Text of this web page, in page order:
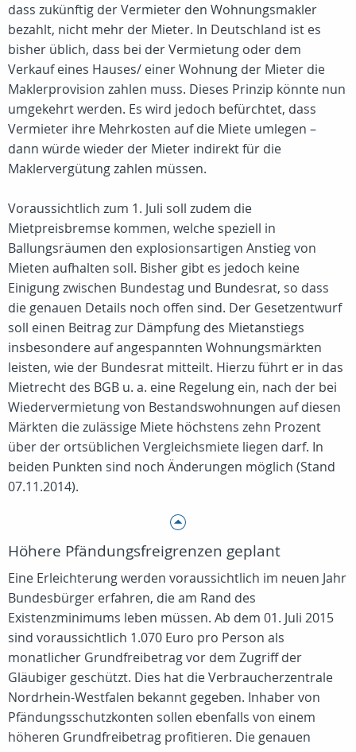
dass zukünftig der Vermieter den Wohnungsmakler
bezahlt, nicht mehr der Mieter. In Deutschland ist es
bisher üblich, dass bei der Vermietung oder dem
Verkauf eines Hauses/ einer Wohnung der Mieter die
Maklerprovision zahlen muss. Dieses Prinzip könnte nun
umgekehrt werden. Es wird jedoch befürchtet, dass
Vermieter ihre Mehrkosten auf die Miete umlegen –
dann würde wieder der Mieter indirekt für die
Maklervergütung zahlen müssen.
Voraussichtlich zum 1. Juli soll zudem die
Mietpreisbremse kommen, welche speziell in
Ballungsräumen den explosionsartigen Anstieg von
Mieten aufhalten soll. Bisher gibt es jedoch keine
Einigung zwischen Bundestag und Bundesrat, so dass
die genauen Details noch offen sind. Der Gesetzentwurf
soll einen Beitrag zur Dämpfung des Mietanstiegs
insbesondere auf angespannten Wohnungsmärkten
leisten, wie der Bundesrat mitteilt. Hierzu führt er in das
Mietrecht des BGB u. a. eine Regelung ein, nach der bei
Wiedervermietung von Bestandswohnungen auf diesen
Märkten die zulässige Miete höchstens zehn Prozent
über der ortsüblichen Vergleichsmiete liegen darf. In
beiden Punkten sind noch Änderungen möglich (Stand
07.11.2014).
Höhere Pfändungsfreigrenzen geplant
Eine Erleichterung werden voraussichtlich im neuen Jahr
Bundesbürger erfahren, die am Rand des
Existenzminimums leben müssen. Ab dem 01. Juli 2015
sind voraussichtlich 1.070 Euro pro Person als
monatlicher Grundfreibetrag vor dem Zugriff der
Gläubiger geschützt. Dies hat die Verbraucherzentrale
Nordrhein-Westfalen bekannt gegeben. Inhaber von
Pfändungsschutzkonten sollen ebenfalls von einem
höheren Grundfreibetrag profitieren. Die genauen